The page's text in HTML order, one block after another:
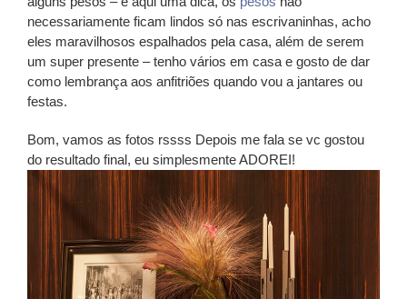
necessariamente ficam lindos só nas escrivaninhas, acho
eles maravilhosos espalhados pela casa, além de serem
um super presente – tenho vários em casa e gosto de dar
como lembrança aos anfitriões quando vou a jantares ou
festas.
Bom, vamos as fotos rssss Depois me fala se vc gostou
do resultado final, eu simplesmente ADOREI!